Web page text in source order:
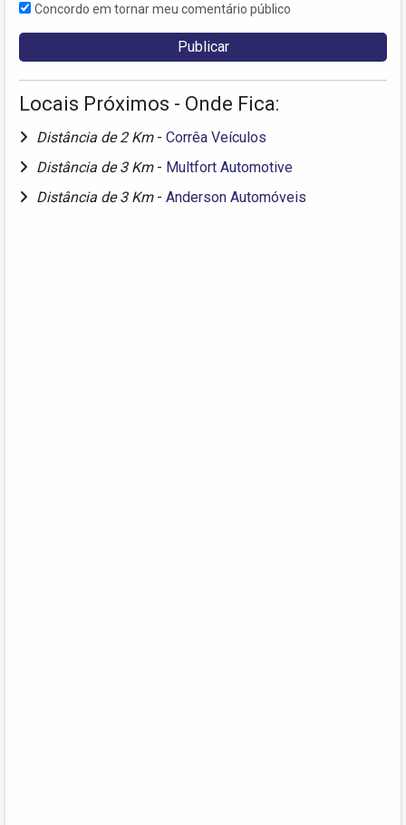
Concordo em tornar meu comentário público
Locais Próximos - Onde Fica:
Distância de 2 Km - Corrêa Veículos
Distância de 3 Km - Multfort Automotive
Distância de 3 Km - Anderson Automóveis